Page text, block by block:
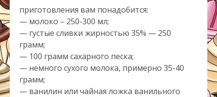
приготовления вам понадобится:
— молоко – 250-300 мл;
— густые сливки жирностью 35% — 250
грамм;
— 100 грамм сахарного песка;
— немного сухого молока, примерно 35-40
грамм;
— ванилин или чайная ложка ванильного